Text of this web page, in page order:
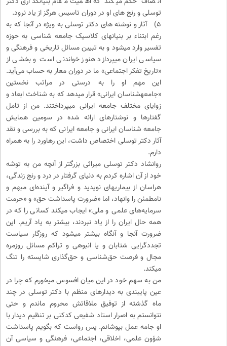
توسلی و رنج های او در دوران تاسیس هرگز از یاد نرود.
۵) آثار و نوشته های دکتر توسلی به ویژه در آنجا که به
رغم ابتناء بر بنیانهای کلاسیک جامعه شناسی به حوزه
تفسیر وارد میشود و به تبیین مسائل تاریخی و فرهنگی و
سیاسی ایران میپردازد هنوز خواندنی است و بخشی از
«تاریخ تفکر اجتماعی» ما در دوران معار به حساب می‌آید.
این مهم او را به درستی در مراتب نخستین
«جامعه‎شناسان ایرانی» قرار میدهد که به شناخت ابعاد و
زوایای مختلف جامعه ایرانی میپرداختند. من از تامل
گفتارها و نوشتارهای ارائه شده در سومین همایش
جامعه شناسان ایرانی و جامعه ایرانی که به بررسی و نقد
آثار دکتر توسلی اختصاص داشت، این رهاورد را به همراه
دارم.
روانشاد دکتر توسلی میراثی بزرگتر از آنچه من به توشه
خود از آن اشاره کردم به دنیای گرفتار در درد و رنج زندگی،
هراسان از بیماریهای نوپدید و فراگیر و آینده‌ای مبهم و
نامطمئن را وانهاد، اما «ضرورت پاسداشت حق» و «حرمت
سرمایه‌های علمی و ملی» ایجاب میکند کسانی را که در
همه حال ایران را از یاد نبردند، بیشتر به یاد آریم. این
ضرورت آنجا و آنگاه بیشتر میشود که روزگار سیاست
تجددگرایی شتابان و یا انبوهی و تراکم مسائل روزمره
مجال و فرصت حق‌شناسی و حق‌گذاری شایسته را تنگ
میکند.
من به سهم خود در این میان افسوس میخورم که چرا در
عین پایبندی به دیدارهای منظم با دکتر توسلی در چند
ماه گذشته از توفیق ملاقاتش محروم ماندم و حتی
نتوانستم به اصرار استاد شفیعی کدکنی بر تنظیم دیدار با
او جامه عمل بپوشانم. پس رواست که بگویم پاسداشت
شؤون علمی، اخلاقی، اجتماعی، فرهنگی و سیاسی آن